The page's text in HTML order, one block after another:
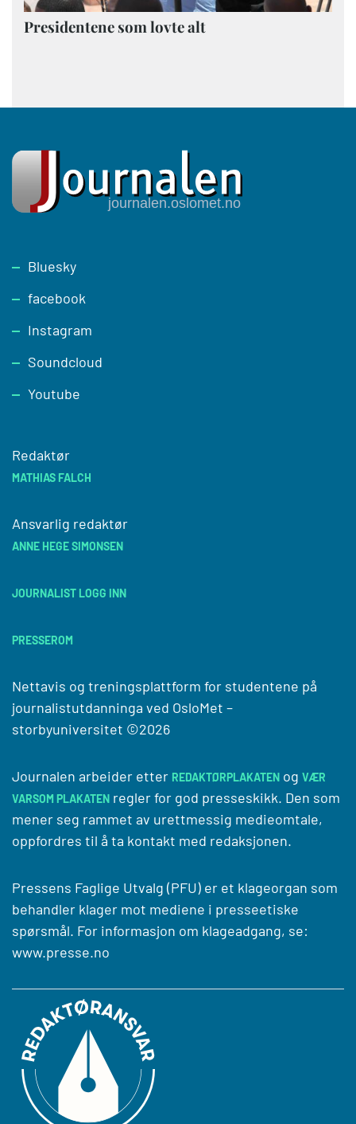
Presidentene som lovte alt
Footer
Bluesky
facebook
Instagram
Soundcloud
Youtube
Redaktør
MATHIAS FALCH
Ansvarlig redaktør
ANNE HEGE SIMONSEN
JOURNALIST LOGG INN
PRESSEROM
Nettavis og treningsplattform for studentene på
journalistutdanninga ved OsloMet –
storbyuniversitet ©2026
Journalen arbeider etter REDAKTØRPLAKATEN og VÆR
VARSOM PLAKATEN regler for god presseskikk. Den som
mener seg rammet av urettmessig medieomtale,
oppfordres til å ta kontakt med redaksjonen.
Pressens Faglige Utvalg (PFU) er et klageorgan som
behandler klager mot mediene i presseetiske
spørsmål. For informasjon om klageadgang, se:
www.presse.no